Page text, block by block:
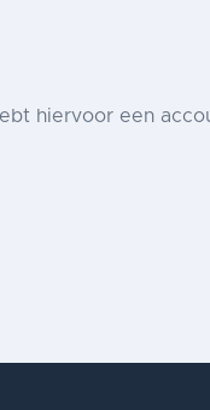
hiervoor een